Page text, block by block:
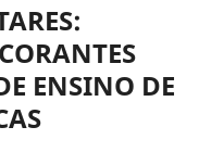
ENSINO DE